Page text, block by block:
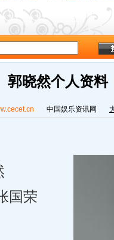
郭晓然个人资料
中国娱乐资讯网
国荣